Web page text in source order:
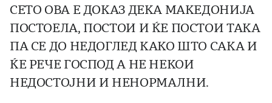
СЕТО ОВА Е ДОКАЗ ДЕКА МАКЕДОНИЈА
ПОСТОЕЛА, ПОСТОИ И ЌЕ ПОСТОИ ТАКА
ПА СЕ ДО НЕДОГЛЕД КАКО ШТО САКА И
ЌЕ РЕЧЕ ГОСПОД А НЕ НЕКОИ
НЕДОСТОЈНИ И НЕНОРМАЛНИ.